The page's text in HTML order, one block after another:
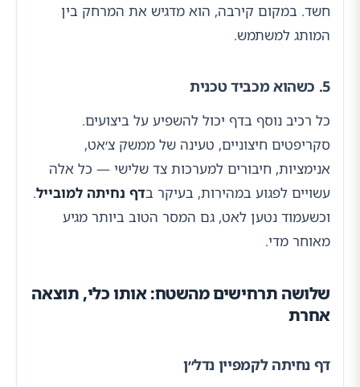
חשד. במקום קירבה, הוא מדגיש את המרחק בין
המותג למשתמש.
5. כשהוא מכביד טכנית
כל רכיב נוסף בדף יכול להשפיע על ביצועים.
סקריפטים חיצוניים, טעינה של ממשק צ׳אט,
אנימציות, חיבורים למערכות צד שלישי — כל אלה
עשויים לפגוע במהירות, בעיקר בדף נחיתה למובייל.
וכשעמוד נטען לאט, גם המסר הטוב ביותר מגיע
מאוחר מדי.
שלושה תרחישים מהשטח: אותו כלי, תוצאה
אחרת
דף נחיתה לקמפיין נדל״ן